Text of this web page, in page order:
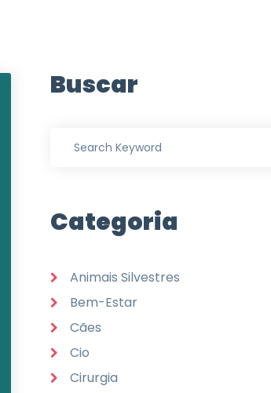
Buscar
Categoria
Animais Silvestres
Bem-Estar
Cães
Cio
Cirurgia